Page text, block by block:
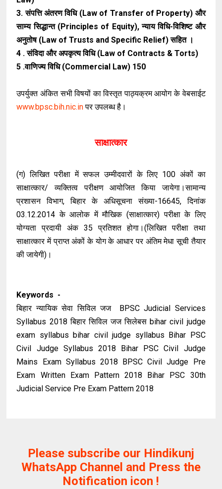
3. संपत्ति अंतरण विधि (Law of Transfer of Property) और
साम्य सिद्धान्त (Principles of Equity), न्याय विधि-विशिष्ट और
अनुतोष (Law of Trusts and Specific Relief) सहित ।
4 . संविदा और अपकृत्य विधि (Law of Contracts & Torts)
5 .वाणिज्य विधि (Commercial Law) 150
उपर्युक्त अंकित सभी विषयों का विस्तृत पाठ्यक्रम आयोग के वेबसाईट
www.bpsc.bih.nic.inपर उपलब्ध है।
साक्षात्कार
(ग) लिखित परीक्षा में सफल उम्मीदवारों के लिए 100 अंकों का
साक्षात्कार/ व्यक्तित्व परीक्षण आयोजित किया जायेगा।सामान्य
प्रशासन विभाग, बिहार के अधिसूचना संख्या-16645, दिनांक
03.12.2014 के आलोक में मौखिक (साक्षात्कार) परीक्षा के लिए
योग्यता प्रदायी अंक 35 प्रतिशत होगा।(लिखित परीक्षा तथा
साक्षात्कार में प्राप्त अंकों के योग के आधार पर अंतिम मेधा सूची तैयार
की जायेगी)।
Keywords -
बिहार न्यायिक सेवा सिविल जज BPSC Judicial Services
Syllabus 2018 बिहार सिविल जज सिलेबस bihar civil judge
exam syllabus bihar civil judge syllabus Bihar PSC
Civil Judge Syllabus 2018 Bihar PSC Civil Judge
Mains Exam Syllabus 2018 BPSC Civil Judge Pre
Exam Written Exam Pattern 2018 Bihar PSC 30th
Judicial Service Pre Exam Pattern 2018
Please subscribe our Hindikunj
WhatsApp Channel and Press the
Notification icon !